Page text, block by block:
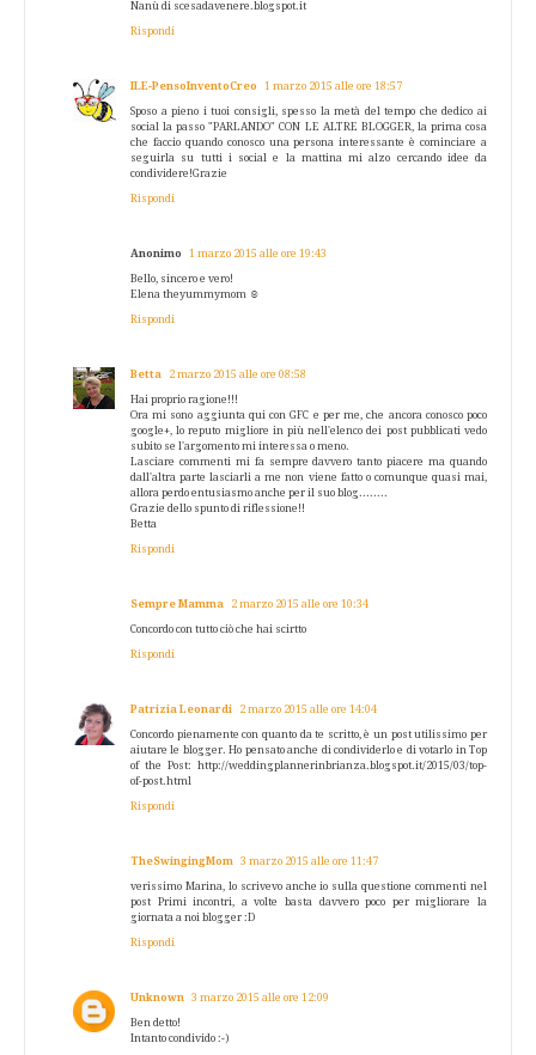
Nanù di scesadavenere.blogspot.it
Rispondi
ILE-PensoInventoCreo 1 marzo 2015 alle ore 18:57
Sposo a pieno i tuoi consigli, spesso la metà del tempo che dedico ai
social la passo "PARLANDO" CON LE ALTRE BLOGGER, la prima cosa
che faccio quando conosco una persona interessante è cominciare a
seguirla su tutti i social e la mattina mi alzo cercando idee da
condividere!Grazie
Rispondi
Anonimo 1 marzo 2015 alle ore 19:43
Bello, sincero e vero!
Elena theyummymom ☺️
Rispondi
Betta 2 marzo 2015 alle ore 08:58
Hai proprio ragione!!!
Ora mi sono aggiunta qui con GFC e per me, che ancora conosco poco
google+, lo reputo migliore in più nell'elenco dei post pubblicati vedo
subito se l'argomento mi interessa o meno.
Lasciare commenti mi fa sempre davvero tanto piacere ma quando
dall'altra parte lasciarli a me non viene fatto o comunque quasi mai,
allora perdo entusiasmo anche per il suo blog........
Grazie dello spunto di riflessione!!
Betta
Rispondi
Sempre Mamma 2 marzo 2015 alle ore 10:34
Concordo con tutto ciò che hai scirtto
Rispondi
Patrizia Leonardi 2 marzo 2015 alle ore 14:04
Concordo pienamente con quanto da te scritto, è un post utilissimo per
aiutare le blogger. Ho pensato anche di condividerlo e di votarlo in Top
of the Post: http://weddingplannerinbrianza.blogspot.it/2015/03/top-
of-post.html
Rispondi
TheSwingingMom 3 marzo 2015 alle ore 11:47
verissimo Marina, lo scrivevo anche io sulla questione commenti nel
post Primi incontri, a volte basta davvero poco per migliorare la
giornata a noi blogger :D
Rispondi
Unknown 3 marzo 2015 alle ore 12:09
Ben detto!
Intanto condivido :-)